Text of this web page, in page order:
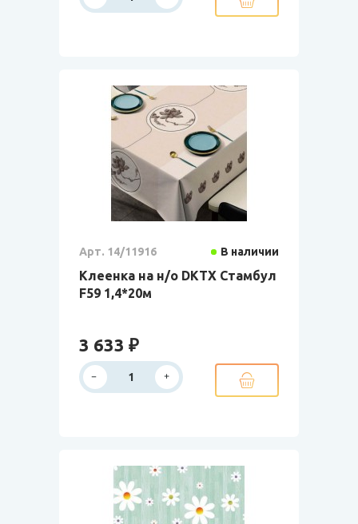
Арт. 14/11916 В наличии
Клеенка на н/о DKTX Стамбул
F59 1,4*20м
3 633 ₽